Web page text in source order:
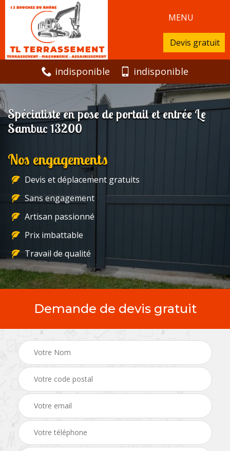
MENU
Devis gratuit
indisponible indisponible
Spécialiste en pose de portail et entrée Le
Sambuc 13200
Nos engagements
Devis et déplacement gratuits
Sans engagement
Artisan passionné
Prix imbattable
Travail de qualité
Demande de devis gratuit